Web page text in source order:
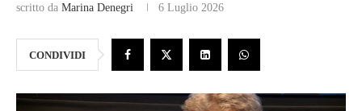
scritto da Marina Denegri 6 Luglio 2026
CONDIVIDI